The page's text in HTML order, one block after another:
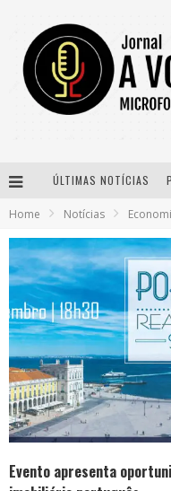
ÚLTIMAS NOTÍCIAS
Home Notícias
Evento apresenta